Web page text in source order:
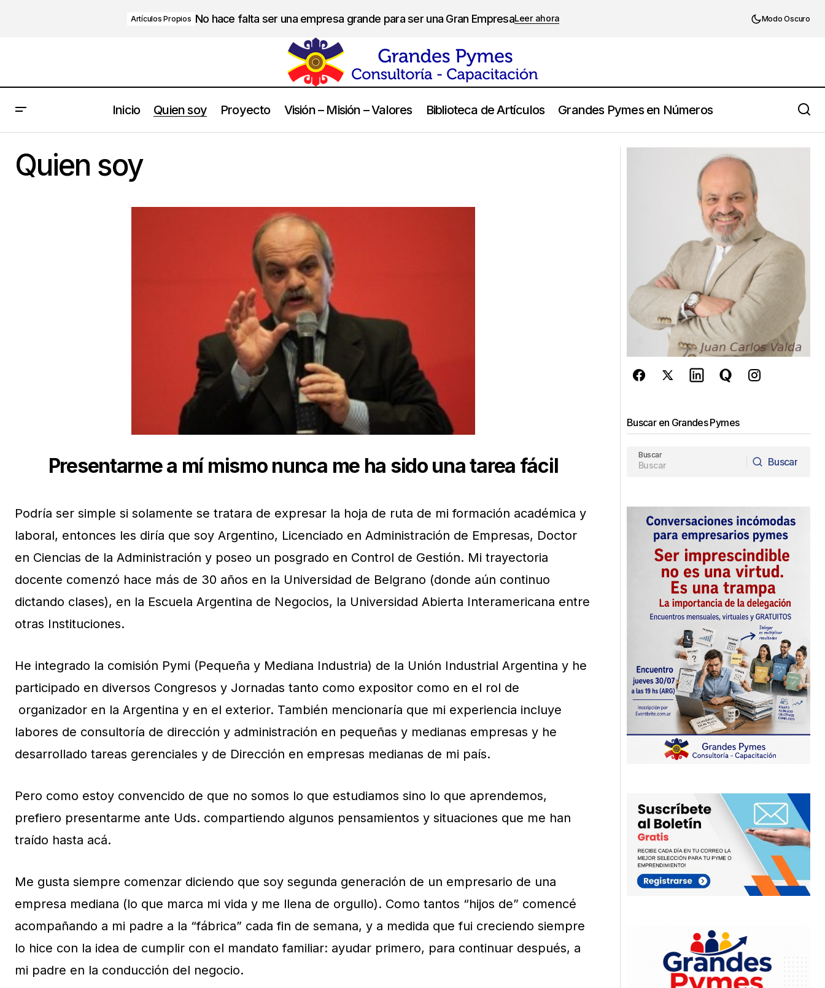
Artículos Propios No hace falta ser una empresa grande para ser una Gran EmpresaLeer ahora Modo Oscuro
Inicio Quien soy Proyecto Visión – Misión – Valores Biblioteca de Artículos Grandes Pymes en Números
Quien soy
Presentarme a mí mismo nunca me ha sido una tarea fácil
Podría ser simple si solamente se tratara de expresar la hoja de ruta de mi formación académica y
laboral, entonces les diría que soy Argentino, Licenciado en Administración de Empresas, Doctor
en Ciencias de la Administración y poseo un posgrado en Control de Gestión. Mi trayectoria
docente comenzó hace más de 30 años en la Universidad de Belgrano (donde aún continuo
dictando clases), en la Escuela Argentina de Negocios, la Universidad Abierta Interamericana entre
otras Instituciones.
He integrado la comisión Pymi (Pequeña y Mediana Industria) de la Unión Industrial Argentina y he
participado en diversos Congresos y Jornadas tanto como expositor como en el rol de
organizador en la Argentina y en el exterior. También mencionaría que mi experiencia incluye
labores de consultoría de dirección y administración en pequeñas y medianas empresas y he
desarrollado tareas gerenciales y de Dirección en empresas medianas de mi país.
Pero como estoy convencido de que no somos lo que estudiamos sino lo que aprendemos,
prefiero presentarme ante Uds. compartiendo algunos pensamientos y situaciones que me han
traído hasta acá.
Me gusta siempre comenzar diciendo que soy segunda generación de un empresario de una
empresa mediana (lo que marca mi vida y me llena de orgullo). Como tantos “hijos de” comencé
acompañando a mi padre a la “fábrica” cada fin de semana, y a medida que fui creciendo siempre
lo hice con la idea de cumplir con el mandato familiar: ayudar primero, para continuar después, a
mi padre en la conducción del negocio.
Buscar en Grandes Pymes
Buscar
Buscar